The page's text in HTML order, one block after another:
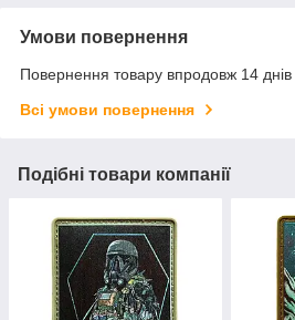
Умови повернення
Повернення товару впродовж 14
Всі умови повернення
Подібні товари компанії